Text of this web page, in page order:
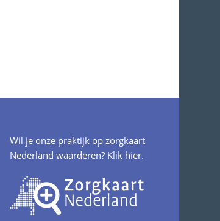
Wil je onze praktijk op zorgkaart
Nederland waarderen? Klik hier.